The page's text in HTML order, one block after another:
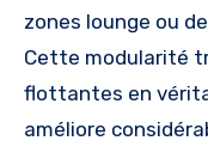
zones lounge ou
Cette modularité
flottantes en
améliore